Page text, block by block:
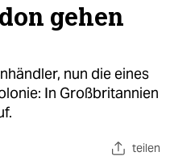
gehen
nun die eines
In Großbritannien
teilen